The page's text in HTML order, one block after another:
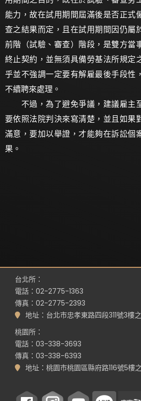
能力，故在試用期間屆滿後是否正式
查之結果而定，且在試用期間因仍屬
前階（試驗、審查）階段，是雙方當
終止契約，並無須具備勞基法所規定
乎並不強調一定要有解雇最後手段性
不續聘來處理。
不過，為了避免爭議，建議雇主
要依照法院判決來寫清楚，並且如果
滿意，要加以舉證，才能夠在訴訟個
果。
台北所：
電話：02-2775-1363
傳真：02-2775-2393
地址：台北市忠孝東路四段311號3樓
桃園所：
電話：03-338-3693
傳真：03-338-6393
地址：桃園市桃園區縣府路116號5樓